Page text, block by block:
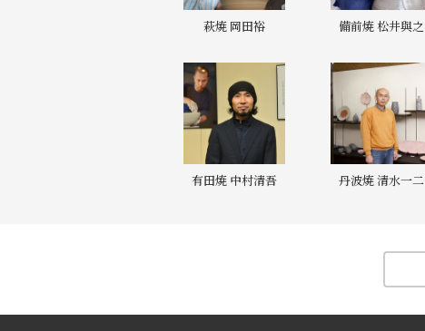
萩焼 岡田裕 備前焼 松井與之
有田焼 中村清吾 丹波焼 清水一二